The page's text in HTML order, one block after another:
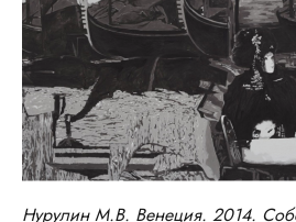
Нурулин М.В. Венеция. 2014.